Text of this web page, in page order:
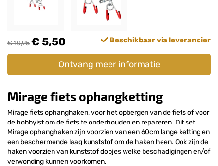
€ 10,95€ 5,50 Beschikbaar via leverancier
Ontvang meer informatie
Mirage fiets ophangketting
Mirage fiets ophanghaken, voor het opbergen van de fiets of voor
de hobbyist om de fiets te onderhouden en repareren. Dit set
Mirage ophanghaken zijn voorzien van een 60cm lange ketting en
een beschermende laag kunststof om de haken heen. Ook zijn de
haken voorzien van kunststof dopjes welke beschadigingen en/of
verwonding kunnen voorkomen.